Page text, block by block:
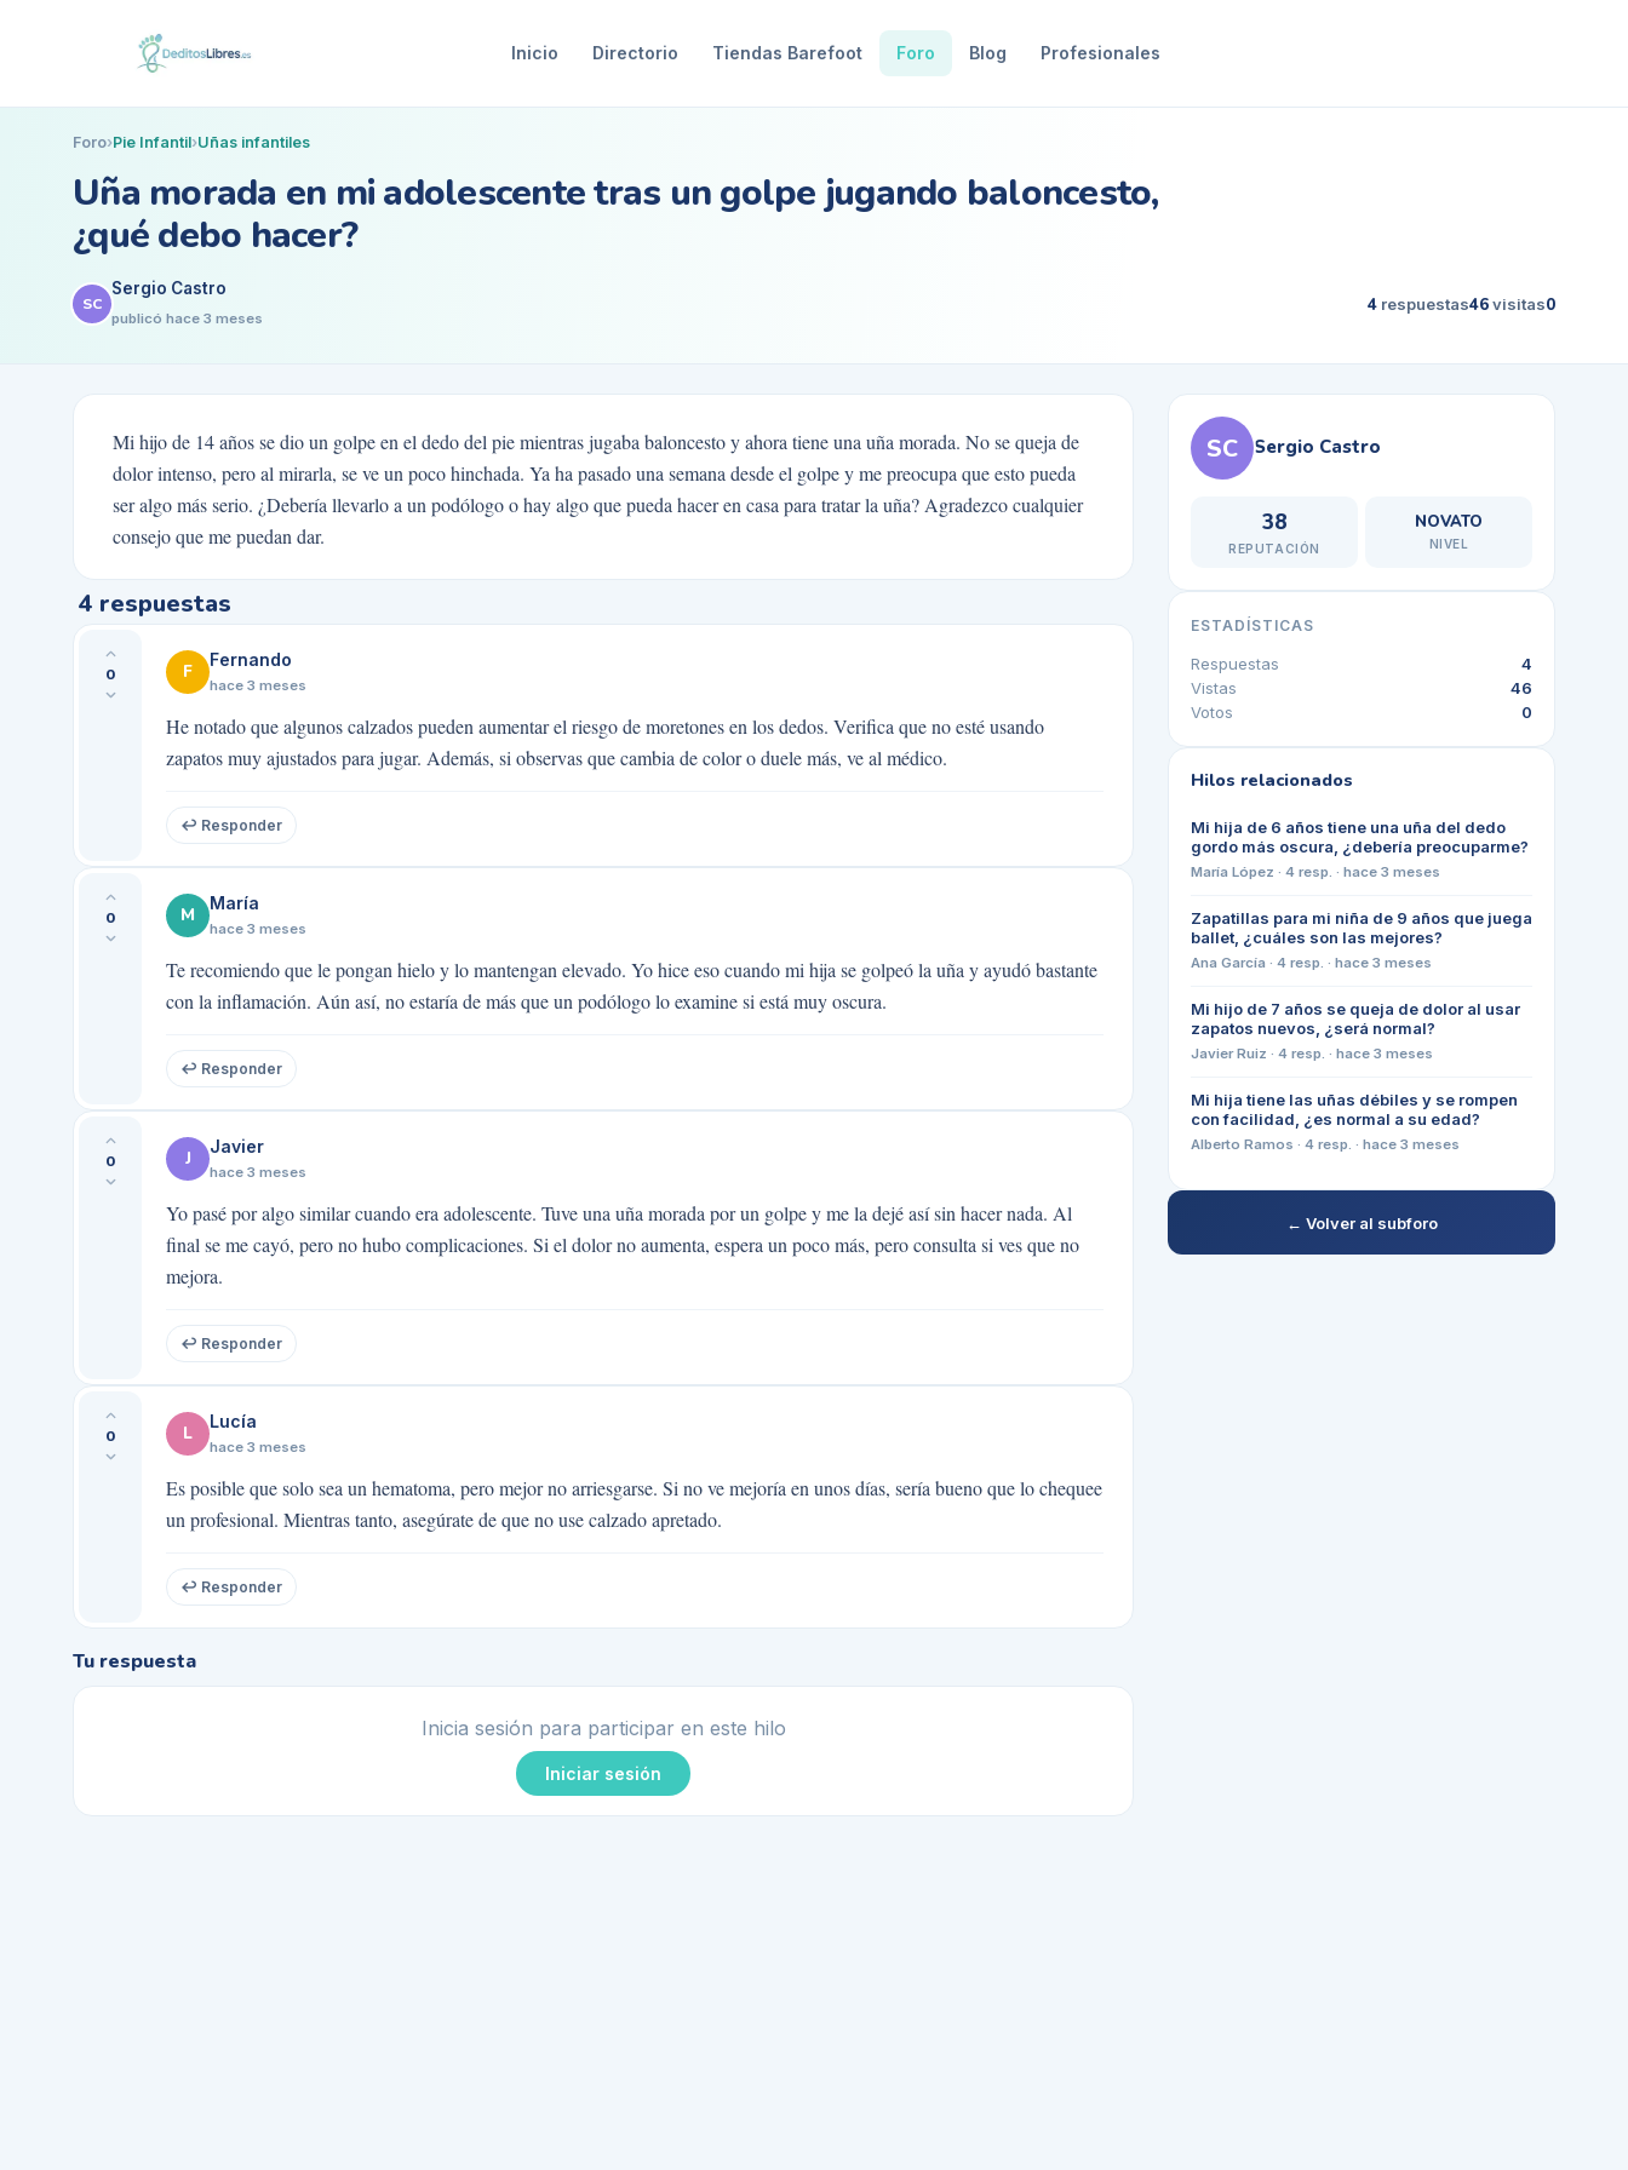
Inicio Directorio Tiendas Barefoot Foro Blog Profesionales
Foro›Pie Infantil›Uñas infantiles
Uña morada en mi adolescente tras un golpe jugando baloncesto,
¿qué debo hacer?
SC
Sergio Castro
publicó hace 3 meses
4 respuestas46visitas0
Mi hijo de 14 años se dio un golpe en el dedo del pie mientras jugaba baloncesto y ahora tiene una uña morada. No se queja de
dolor intenso, pero al mirarla, se ve un poco hinchada. Ya ha pasado una semana desde el golpe y me preocupa que esto pueda
ser algo más serio. ¿Debería llevarlo a un podólogo o hay algo que pueda hacer en casa para tratar la uña? Agradezco cualquier
consejo que me puedan dar.
4 respuestas
0 F
Fernando
hace 3 meses
He notado que algunos calzados pueden aumentar el riesgo de moretones en los dedos. Verifica que no esté usando
zapatos muy ajustados para jugar. Además, si observas que cambia de color o duele más, ve al médico.
↩ Responder
0 M
María
hace 3 meses
Te recomiendo que le pongan hielo y lo mantengan elevado. Yo hice eso cuando mi hija se golpeó la uña y ayudó bastante
con la inflamación. Aún así, no estaría de más que un podólogo lo examine si está muy oscura.
↩ Responder
0 J
Javier
hace 3 meses
Yo pasé por algo similar cuando era adolescente. Tuve una uña morada por un golpe y me la dejé así sin hacer nada. Al
final se me cayó, pero no hubo complicaciones. Si el dolor no aumenta, espera un poco más, pero consulta si ves que no
mejora.
↩ Responder
0 L
Lucía
hace 3 meses
Es posible que solo sea un hematoma, pero mejor no arriesgarse. Si no ve mejoría en unos días, sería bueno que lo chequee
un profesional. Mientras tanto, asegúrate de que no use calzado apretado.
↩ Responder
Tu respuesta
Inicia sesión para participar en este hilo
Iniciar sesión
SC Sergio Castro
38
REPUTACIÓN
NOVATO
NIVEL
ESTADÍSTICAS
Respuestas
4
Vistas
46
Votos
0
Hilos relacionados
Mi hija de 6 años tiene una uña del dedo
gordo más oscura, ¿debería preocuparme?
María López · 4 resp. · hace 3 meses
Zapatillas para mi niña de 9 años que juega
ballet, ¿cuáles son las mejores?
Ana García · 4 resp. · hace 3 meses
Mi hijo de 7 años se queja de dolor al usar
zapatos nuevos, ¿será normal?
Javier Ruiz · 4 resp. · hace 3 meses
Mi hija tiene las uñas débiles y se rompen
con facilidad, ¿es normal a su edad?
Alberto Ramos · 4 resp. · hace 3 meses
← Volver al subforo